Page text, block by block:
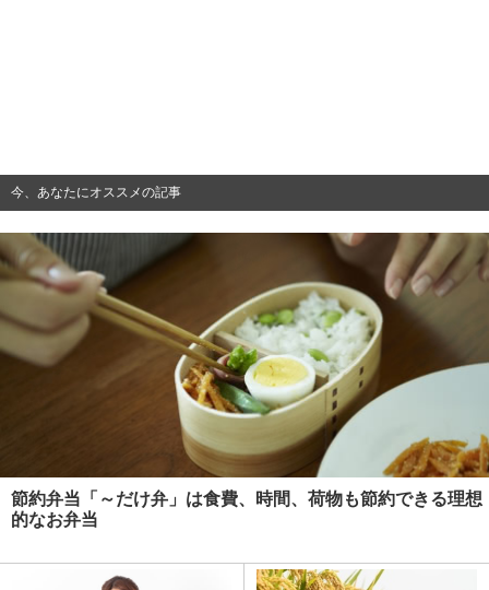
今、あなたにオススメの記事
節約弁当「～だけ弁」は食費、時間、荷物も節約できる理想
的なお弁当